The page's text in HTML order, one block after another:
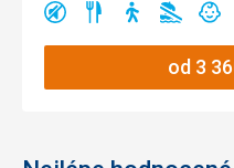
klidná
Ano
restaurace
Ano
turistika
Ano
žádná
Ano Ano
od 3
klidná
Ano
restaurace
památky